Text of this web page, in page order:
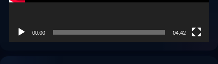
00:00 04:42